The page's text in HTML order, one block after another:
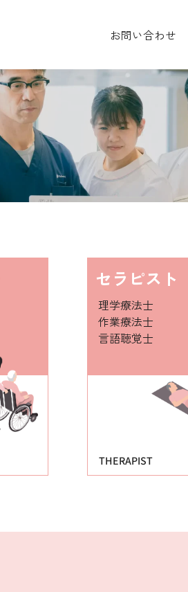
お問い合わせ
セラピスト
理学療法士
作業療法士
言語聴覚士
THERAPIST